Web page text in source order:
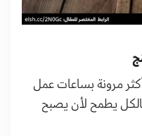
مرونة بساعات عمل
يطمح لأن يصبح